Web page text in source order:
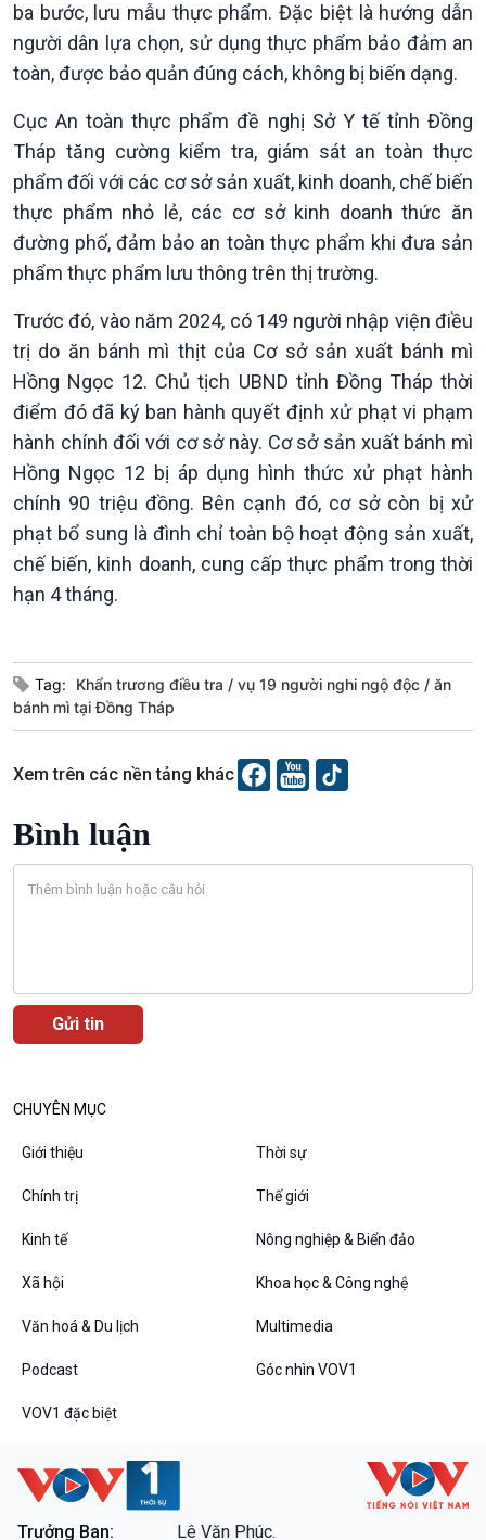
Xã hội
Tin Đời sống & Xã hội
Chuyển đổi Xanh
Tài nguyên và Môi trường
Chuyên gia của bạn
Xã hội chuyển động
Bước chân đến trường
Khoa học & Công nghệ
Tin Khoa học & Công nghệ
Sống chung với biến đổi
khí hậu
Văn hoá & Du lịch
Tin Văn hoá & Du lịch
Chát với người nổi tiếng
Câu chuyện Thể thao
Multimedia
Ảnh
Video
Câu chuyện thời sự
VOV1 đặc biệt
Thanh âm ký sự
Các chương trình đặc biệt
ba bước, lưu mẫu thực phẩm. Đặc biệt là hướng dẫn
người dân lựa chọn, sử dụng thực phẩm bảo đảm an
toàn, được bảo quản đúng cách, không bị biến dạng.
Cục An toàn thực phẩm đề nghị Sở Y tế tỉnh Đồng
Tháp tăng cường kiểm tra, giám sát an toàn thực
phẩm đối với các cơ sở sản xuất, kinh doanh, chế biến
thực phẩm nhỏ lẻ, các cơ sở kinh doanh thức ăn
đường phố, đảm bảo an toàn thực phẩm khi đưa sản
phẩm thực phẩm lưu thông trên thị trường.
Trước đó, vào năm 2024, có 149 người nhập viện điều
trị do ăn bánh mì thịt của Cơ sở sản xuất bánh mì
Hồng Ngọc 12. Chủ tịch UBND tỉnh Đồng Tháp thời
điểm đó đã ký ban hành quyết định xử phạt vi phạm
hành chính đối với cơ sở này. Cơ sở sản xuất bánh mì
Hồng Ngọc 12 bị áp dụng hình thức xử phạt hành
chính 90 triệu đồng. Bên cạnh đó, cơ sở còn bị xử
phạt bổ sung là đình chỉ toàn bộ hoạt động sản xuất,
chế biến, kinh doanh, cung cấp thực phẩm trong thời
hạn 4 tháng.
Tag: Khẩn trương điều tra vụ 19 người nghi ngộ độc
ăn
bánh mì tại Đồng Tháp
Xem trên các nền tảng khác
Bình luận
CHUYÊN MỤC
Giới thiệu Thời sự
Chính trị Thế giới
Kinh tế Nông nghiệp & Biển đảo
Xã hội Khoa học & Công nghệ
Văn hoá & Du lịch Multimedia
Podcast Góc nhìn VOV1
VOV1 đặc biệt
Trưởng Ban: Lê Văn Phúc.